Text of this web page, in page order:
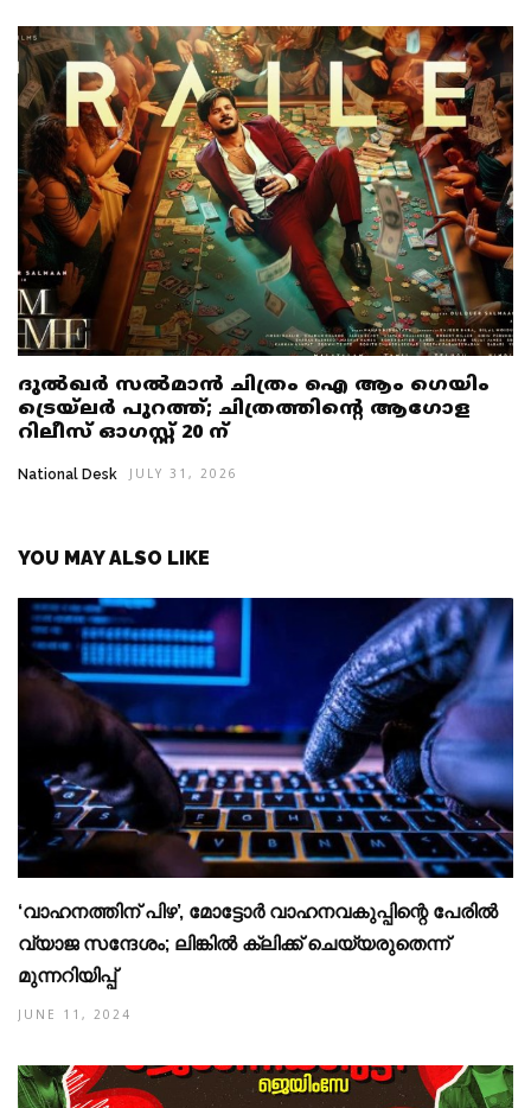
ദുൽഖർ സൽമാൻ ചിത്രം ഐ ആം ഗെയിം
ട്രെയ്‌ലർ പുറത്ത്; ചിത്രത്തിൻ്റെ ആഗോള
റിലീസ് ഓഗസ്റ്റ് 20 ന്
National Desk JULY 31, 2026
YOU MAY ALSO LIKE
‘വാഹനത്തിന് പിഴ’, മോട്ടോര്‍ വാഹനവകുപ്പിന്റെ പേരില്‍
വ്യാജ സന്ദേശം; ലിങ്കില്‍ ക്ലിക്ക് ചെയ്യരുതെന്ന്
മുന്നറിയിപ്പ്
JUNE 11, 2024